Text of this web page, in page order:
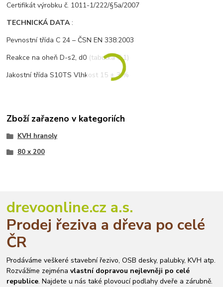
Certifikát výrobku č. 1011-1/222/§5a/2007
TECHNICKÁ DATA:
Pevnostní třída C 24 – ČSN EN 338:2003
Reakce na oheň D-s2, d0 (tabulka C.1)
Jakostní třída S10TS Vlhkost 15 ± 3 %
Zboží zařazeno v kategoriích
KVH hranoly
80 x 200
drevoonline.cz a.s.
Prodej řeziva a dřeva po celé
ČR
Prodáváme veškeré stavební řezivo, OSB desky, palubky, KVH atp.
Rozvážíme zejménavlastní dopravou nejlevněji po celé
republice. Najdete u nás také plovoucí podlahy dveře a zárubně.